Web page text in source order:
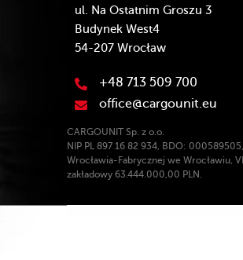
ul. Na Ostatnim Groszu 3
Budynek West4
54-207 Wrocław
+48 713 509 700
office@cargounit.eu
CARGOUNIT Sp. z o.o.
NIP PL 897 16 82 934, BDO:
Wrocławia-Fabrycznej we Wrocławiu,
zakładowy 63.444.000,00 PLN.